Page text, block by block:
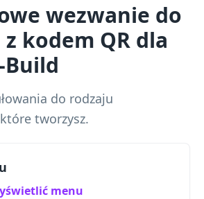
wezwanie do
z kodem QR dla
Build
do rodzaju
tworzysz.
menu